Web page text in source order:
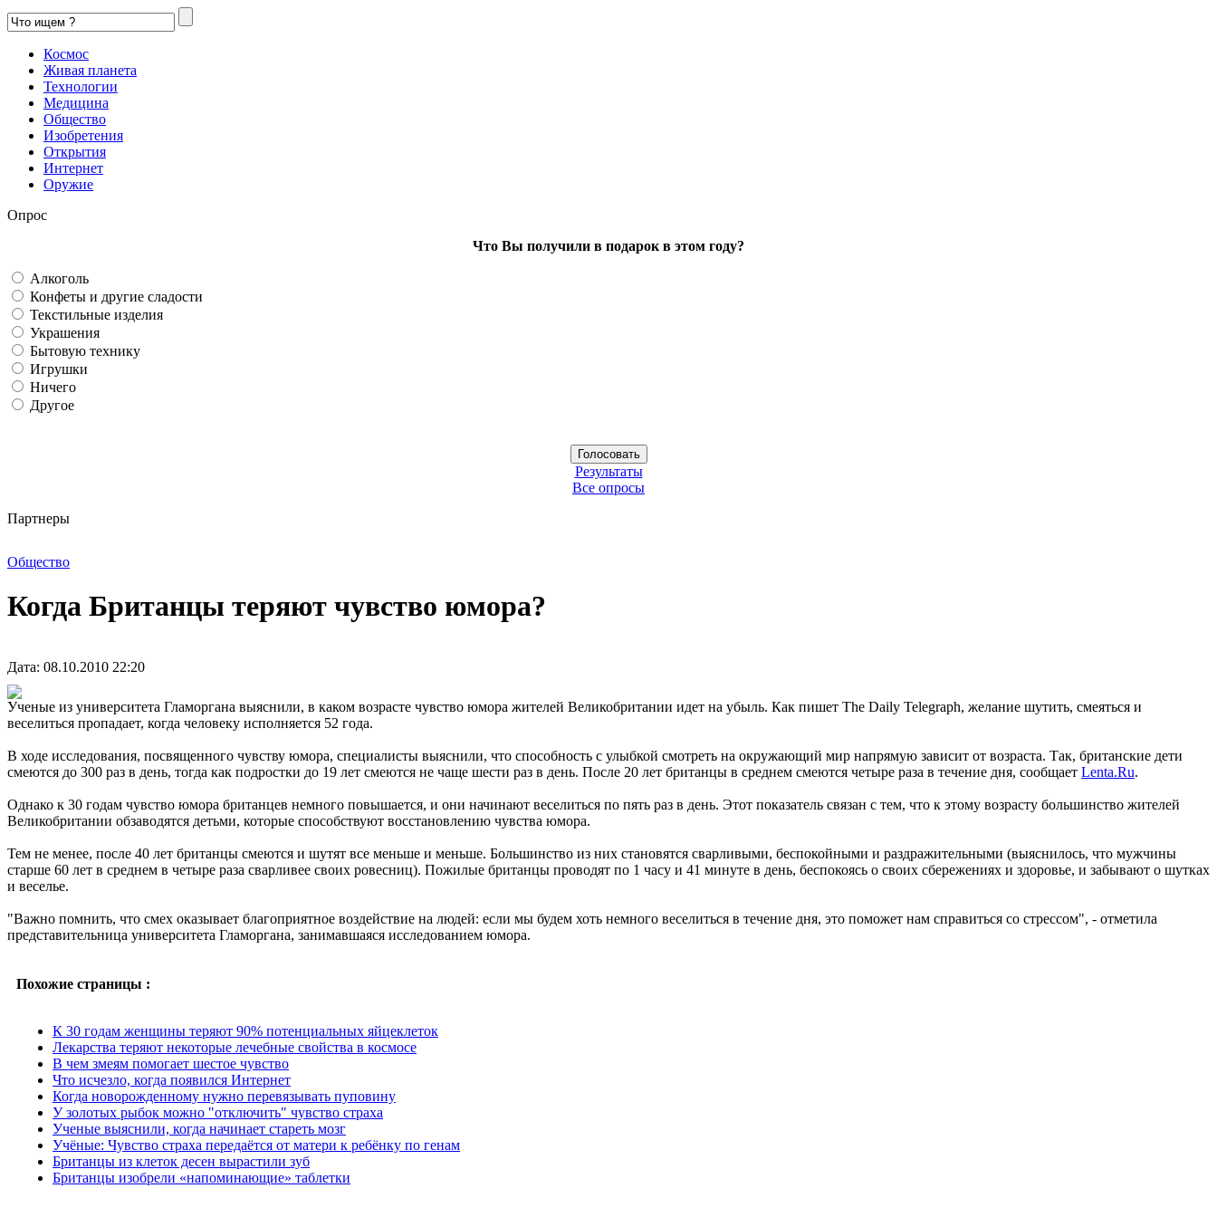
Космос
Живая планета
Технологии
Медицина
Общество
Изобретения
Открытия
Интернет
Оружие
Опрос
Что Вы получили в подарок в этом году?
Алкоголь
Конфеты и другие сладости
Текстильные изделия
Украшения
Бытовую технику
Игрушки
Ничего
Другое
Результаты
Все опросы
Партнеры
Общество
Когда Британцы теряют чувство юмора?
Дата: 08.10.2010 22:20
Ученые из университета Гламоргана выяснили, в каком возрасте чувство юмора жителей Великобритании идет на убыль. Как пишет The Daily Telegraph, желание шутить, смеяться и
веселиться пропадает, когда человеку исполняется 52 года.
В ходе исследования, посвященного чувству юмора, специалисты выяснили, что способность с улыбкой смотреть на окружающий мир напрямую зависит от возраста. Так, британские дети
смеются до 300 раз в день, тогда как подростки до 19 лет смеются не чаще шести раз в день. После 20 лет британцы в среднем смеются четыре раза в течение дня, сообщает Lenta.Ru.
Однако к 30 годам чувство юмора британцев немного повышается, и они начинают веселиться по пять раз в день. Этот показатель связан с тем, что к этому возрасту большинство жителей
Великобритании обзаводятся детьми, которые способствуют восстановлению чувства юмора.
Тем не менее, после 40 лет британцы смеются и шутят все меньше и меньше. Большинство из них становятся сварливыми, беспокойными и раздражительными (выяснилось, что мужчины
старше 60 лет в среднем в четыре раза сварливее своих ровесниц). Пожилые британцы проводят по 1 часу и 41 минуте в день, беспокоясь о своих сбережениях и здоровье, и забывают о шутках
и веселье.
"Важно помнить, что смех оказывает благоприятное воздействие на людей: если мы будем хоть немного веселиться в течение дня, это поможет нам справиться со стрессом", - отметила
представительница университета Гламоргана, занимавшаяся исследованием юмора.
Похожие страницы :
К 30 годам женщины теряют 90% потенциальных яйцеклеток
Лекарства теряют некоторые лечебные свойства в космосе
В чем змеям помогает шестое чувство
Что исчезло, когда появился Интернет
Когда новорожденному нужно перевязывать пуповину
У золотых рыбок можно "отключить" чувство страха
Ученые выяснили, когда начинает стареть мозг
Учёные: Чувство страха передаётся от матери к ребёнку по генам
Британцы из клеток десен вырастили зуб
Британцы изобрели «напоминающие» таблетки